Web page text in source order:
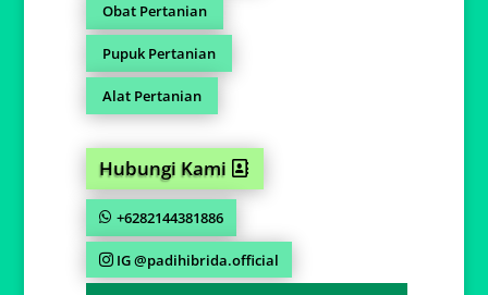
Obat Pertanian
Pupuk Pertanian
Alat Pertanian
Hubungi Kami
+6282144381886
IG @padihibrida.official